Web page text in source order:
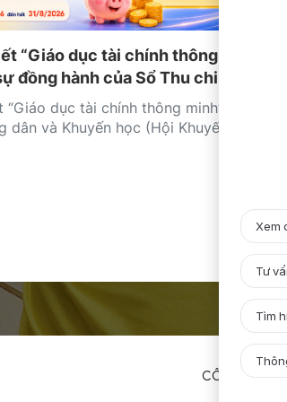
“Giáo dục tài chính thông
đồng hành của Sổ Thu chi
dục tài chính thông minh” do
dân và Khuyến học (Hội Khuyến
CÔNG TY